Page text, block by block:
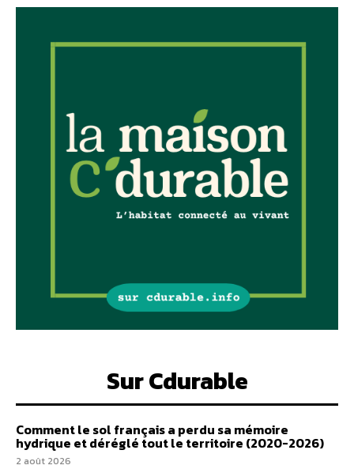
Sur Cdurable
Comment le sol français a perdu sa mémoire
hydrique et déréglé tout le territoire (2020-2026)
2 août 2026